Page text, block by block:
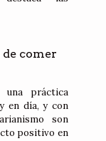
comer
una práctica
en día, y con
son
positivo en